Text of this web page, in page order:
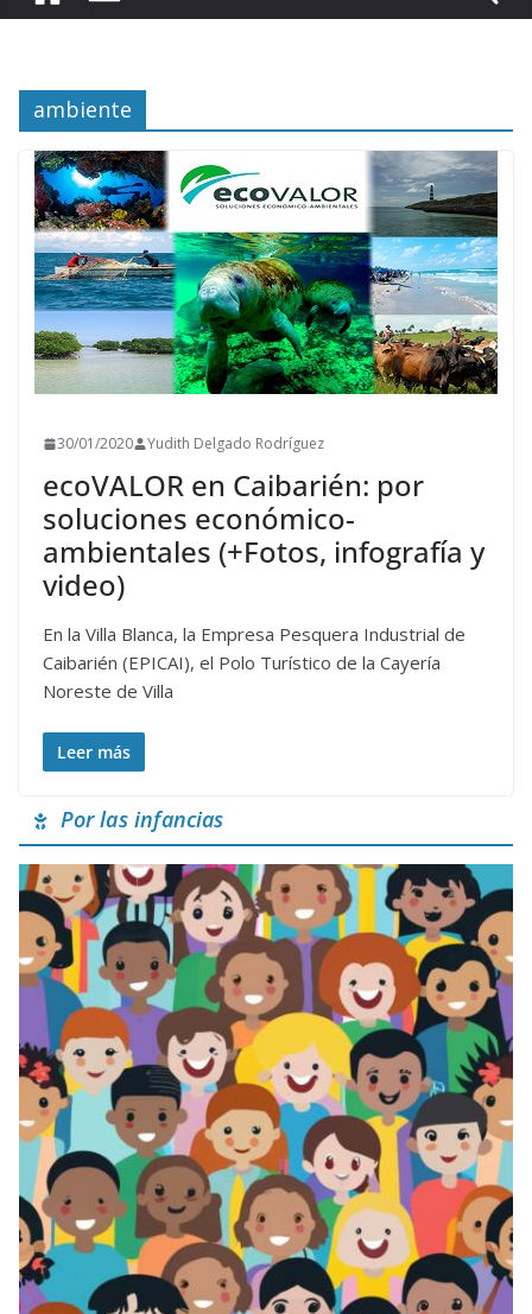
ambiente
30/01/2020 Yudith Delgado Rodríguez
ecoVALOR en Caibarién: por
soluciones económico-
ambientales (+Fotos, infografía y
video)
En la Villa Blanca, la Empresa Pesquera Industrial de
Caibarién (EPICAI), el Polo Turístico de la Cayería
Noreste de Villa
Leer más
Por las infancias